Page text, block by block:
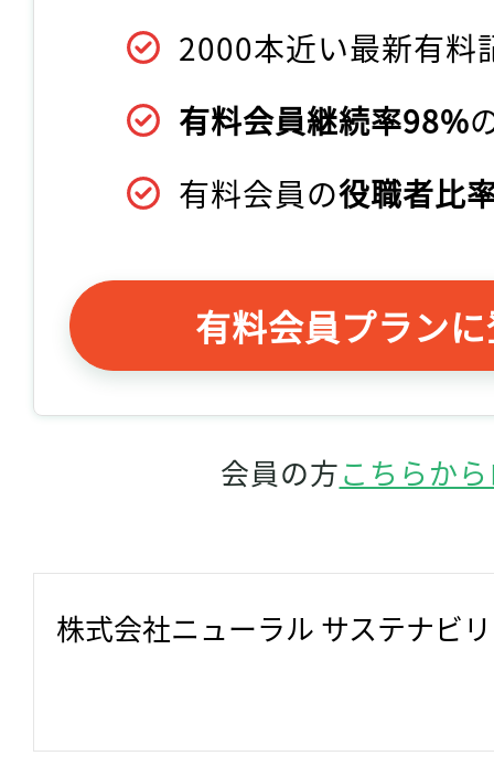
2000本近い最新有料
有料会員継続率98%
有料会員の役職者比
有料会員プラン
会員の方こちらか
株式会社ニューラル サステナビ